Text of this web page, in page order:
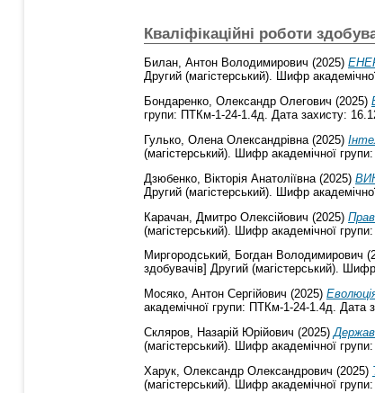
Кваліфікаційні роботи
Билан, Антон Володимирович (2025)
Другий (магістерський). Шифр
Бондаренко, Олександр Олегович (2025)
групи: ПТКм-1-24-1.4д. Дата захисту:
Гулько, Олена Олександрівна (2025)
(магістерський). Шифр академічної
Дзюбенко, Вікторія Анатоліївна (2025)
Другий (магістерський). Шифр
Карачан, Дмитро Олексійович (2025)
(магістерський). Шифр академічної
Миргородський, Богдан Володимирович
здобувачів] Другий (магістерський).
Мосяко, Антон Сергійович (2025)
академічної групи: ПТКм-1-24-1.4д. Дата
Скляров, Назарій Юрійович (2025)
(магістерський). Шифр академічної
Харук, Олександр Олександрович (2025)
(магістерський). Шифр академічної